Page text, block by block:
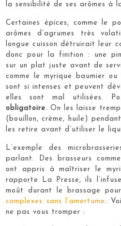
la sensibilité de ses arômes à
Certaines épices, comme le
arômes d’agrumes très
longue cuisson détruirait leur
donc pour la finition : une
sur un plat juste avant de
comme le myrique baumier
sont si intenses et peuvent
elles sont mal utilisées.
obligatoire. On les laisse
(bouillon, crème, huile)
les retire avant d’utiliser le
L’exemple des
parlant. Des brasseurs
ont appris à maîtriser le
rapporte La Presse, ils
moût durant le brassage
complexes sans l’amertume.
ne pas vous tromper :